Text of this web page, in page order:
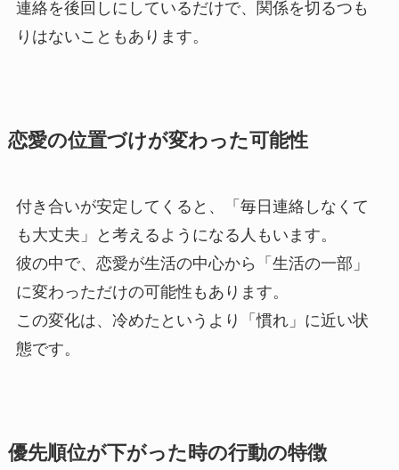
連絡を後回しにしているだけで、関係を切るつも
りはないこともあります。
恋愛の位置づけが変わった可能性
付き合いが安定してくると、「毎日連絡しなくて
も大丈夫」と考えるようになる人もいます。
彼の中で、恋愛が生活の中心から「生活の一部」
に変わっただけの可能性もあります。
この変化は、冷めたというより「慣れ」に近い状
態です。
優先順位が下がった時の行動の特徴